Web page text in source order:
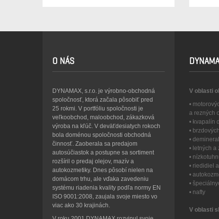
O NÁS
DYNAMAX, s.r.o. je výrobno-obchodná
spoločnosť, ktorá začala pôsobiť pred
25 rokmi. V portfóliu spoločnosti je
veľkoobchod, maloobchod, zákazková
výroba na kľúč. V deväťdesiatych rokoch
bola doménou spoločnosti obchodná
činnosť. Zaoberala sa predajom
autosúčiastok a postupne sa sortiment
rozšíril o predaj olejov, mazív a
autokozmetiky. Dnes pôsobí nielen na
domácom trhu, ale vďaka zavedeniu
systému riadenia kvality podľa normy EN
ISO 9001:2008, zaujala svoje miesto vo
viac ako 30 krajinách.
V oblasti
•
a rezných
• kvapalín
•
•
• letných
•
• riedidiel
•
•
• nafty
V oblasti